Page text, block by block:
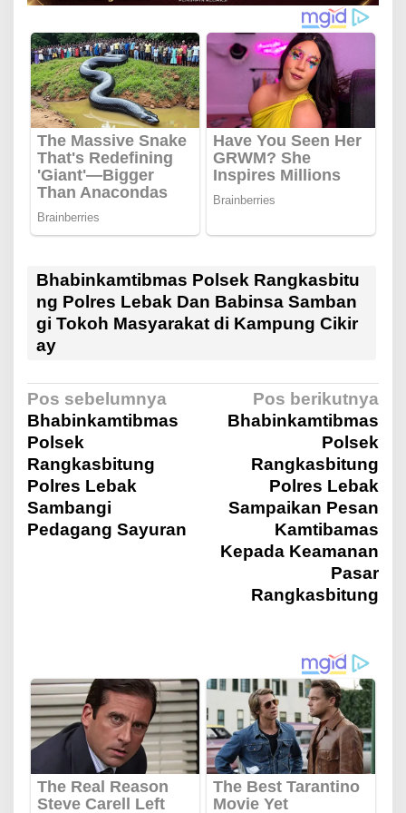
Bhabinkamtibmas Polsek Rangkasbitu
ng Polres Lebak Dan Babinsa Samban
gi Tokoh Masyarakat di Kampung Cikir
ay
N
a
v
s
i
Pos sebelumnya
Bhabinkamtibmas
Polsek
Rangkasbitung
Polres Lebak
Sambangi
Pedagang Sayuran
Pos berikutnya
Bhabinkamtibmas
Polsek
Rangkasbitung
Polres Lebak
Sampaikan Pesan
Kamtibamas
Kepada Keamanan
Pasar
Rangkasbitung